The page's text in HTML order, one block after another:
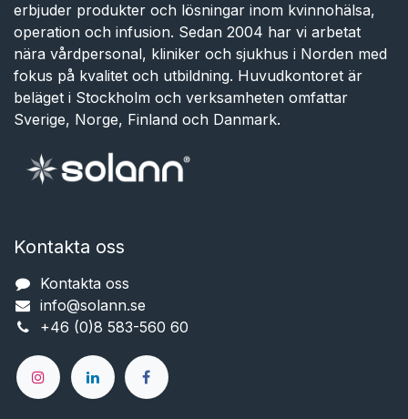
erbjuder produkter och lösningar inom kvinnohälsa,
operation och infusion. Sedan 2004 har vi arbetat
nära vårdpersonal, kliniker och sjukhus i Norden med
fokus på kvalitet och utbildning. Huvudkontoret är
beläget i Stockholm och verksamheten omfattar
Sverige, Norge, Finland och Danmark.
Kontakta oss
Kontakta oss
info@solann.se​​​​​​
+46 (0)8 583-560 60